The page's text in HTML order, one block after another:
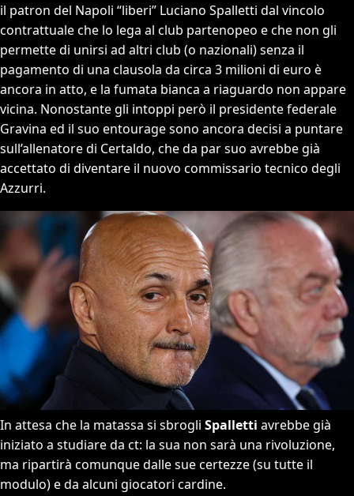
il patron del Napoli “liberi” Luciano Spalletti dal vincolo
contrattuale che lo lega al club partenopeo e che non gli
permette di unirsi ad altri club (o nazionali) senza il
pagamento di una clausola da circa 3 milioni di euro è
ancora in atto, e la fumata bianca a riaguardo non appare
vicina. Nonostante gli intoppi però il presidente federale
Gravina ed il suo entourage sono ancora decisi a puntare
sull’allenatore di Certaldo, che da par suo avrebbe già
accettato di diventare il nuovo commissario tecnico degli
Azzurri.
In attesa che la matassa si sbrogli Spalletti avrebbe già
iniziato a studiare da ct: la sua non sarà una rivoluzione,
ma ripartirà comunque dalle sue certezze (su tutte il
modulo) e da alcuni giocatori cardine.